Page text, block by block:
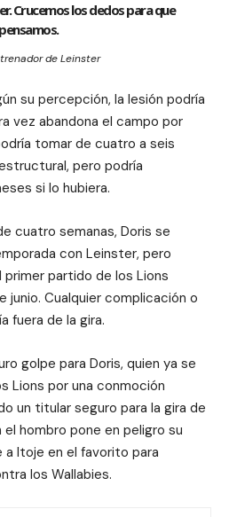
Crucemos los dedos para que
de Leinster
su percepción, la lesión podría
vez abandona el campo por
tomar de cuatro a seis
pero podría
si lo hubiera.
cuatro semanas, Doris se
con Leinster, pero
partido de los Lions
junio. Cualquier complicación o
fuera de la gira.
golpe para Doris, quien ya se
Lions por una conmoción
un titular seguro para la gira de
hombro pone en peligro su
Itoje en el favorito para
los Wallabies.